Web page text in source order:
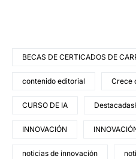
BECAS DE CERTICADOS DE
contenido editorial Crece
CURSO DE IA
INNOVACIÓN
noticias de innovación